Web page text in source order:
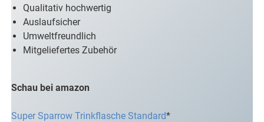
Qualitativ hochwertig
Auslaufsicher
Umweltfreundlich
Mitgeliefertes Zubehör
Schau bei amazon
Super Sparrow Trinkflasche Standard*